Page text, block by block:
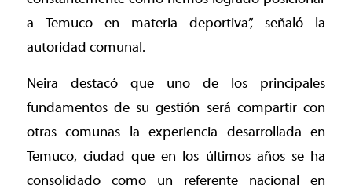
a Temuco en materia deportiva”, señaló la
autoridad comunal.
Neira destacó que uno de los principales
fundamentos de su gestión será compartir con
otras comunas la experiencia desarrollada en
Temuco, ciudad que en los últimos años se ha
consolidado como un referente nacional en